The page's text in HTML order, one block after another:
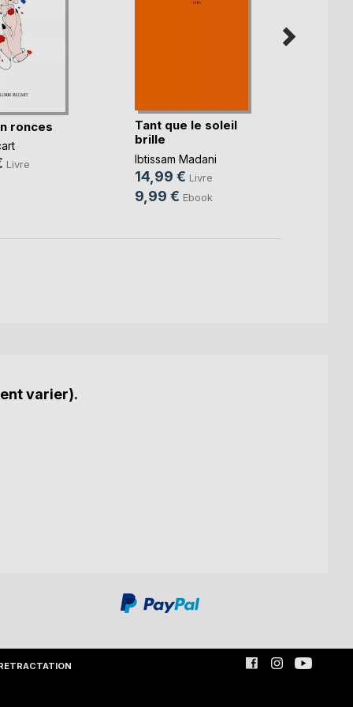
ronces
Livre
Tant que le soleil
brille
Ibtissam Madani
14,99 € Livre
9,99 € Ebook
varier).